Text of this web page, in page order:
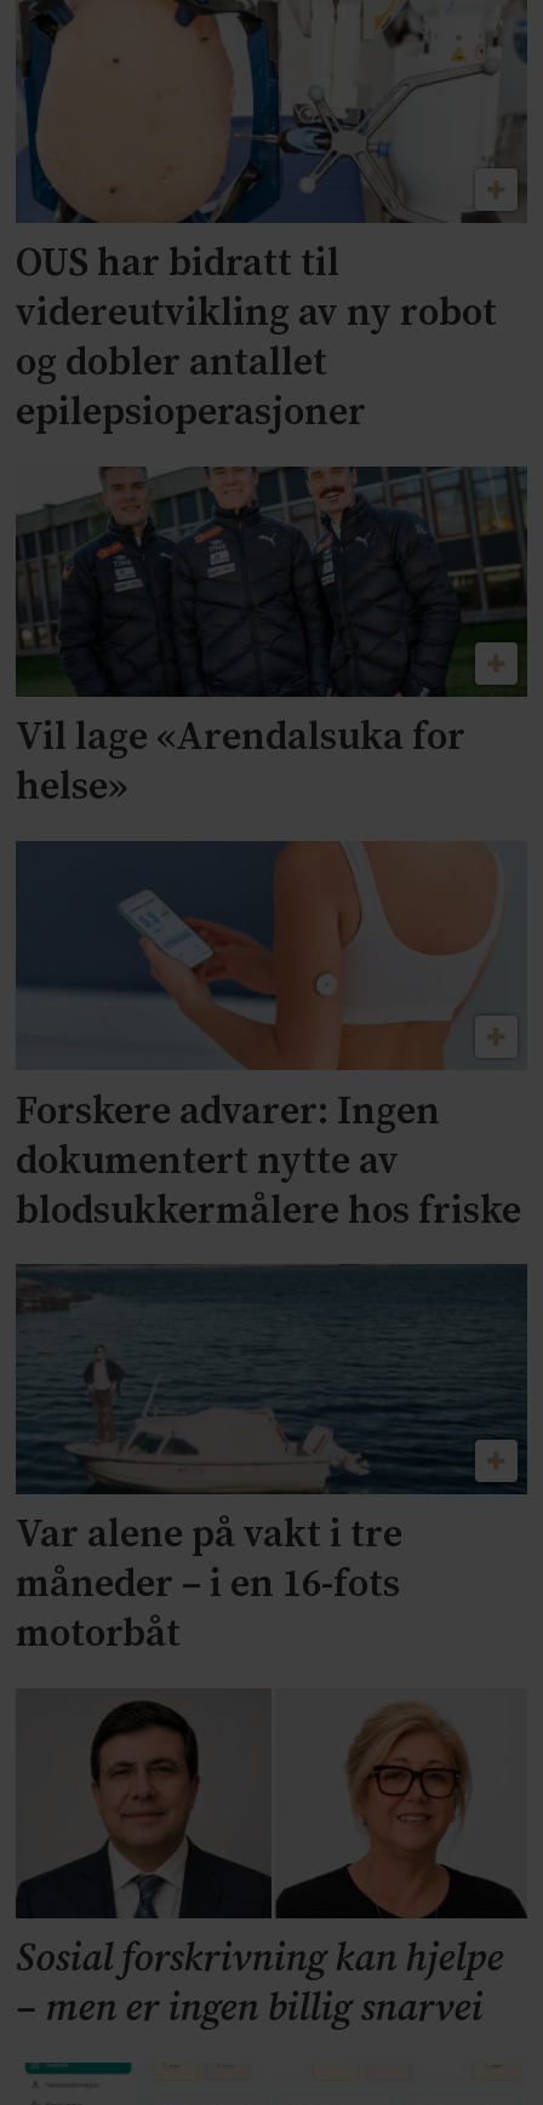
OUS har bidratt til
videreutvikling av ny robot
og dobler antallet
epilepsioperasjoner
Vil lage «Arendalsuka for
helse»
Forskere advarer: Ingen
dokumentert nytte av
blodsukkermålere hos friske
Var alene på vakt i tre
måneder – i en 16-fots
motorbåt
Sosial forskrivning kan hjelpe
– men er ingen billig snarvei